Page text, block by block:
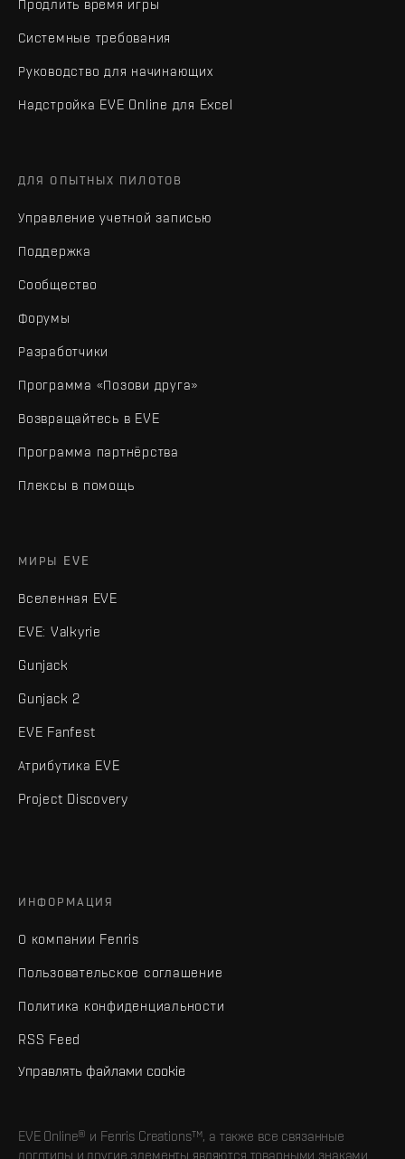
Продлить время игры
Системные требования
Руководство для начинающих
Надстройка EVE Online для Excel
ДЛЯ ОПЫТНЫХ ПИЛОТОВ
Управление учетной записью
Поддержка
Сообщество
Форумы
Разработчики
Программа «Позови друга»
Возвращайтесь в EVE
Программа партнёрства
Плексы в помощь
МИРЫ EVE
Вселенная EVE
EVE: Valkyrie
Gunjack
Gunjack 2
EVE Fanfest
Атрибутика EVE
Project Discovery
ИНФОРМАЦИЯ
О компании Fenris
Пользовательское соглашение
Политика конфиденциальности
RSS Feed
Управлять файлами cookie
EVE Online® и Fenris Creations™, а также все связанные
логотипы и другие элементы являются товарными знаками